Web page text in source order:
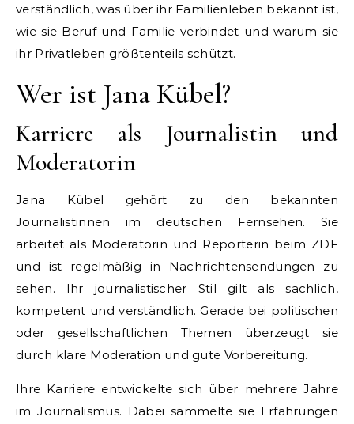
verständlich, was über ihr Familienleben bekannt ist,
wie sie Beruf und Familie verbindet und warum sie
ihr Privatleben größtenteils schützt.
Wer ist Jana Kübel?
Karriere als Journalistin und
Moderatorin
Jana Kübel gehört zu den bekannten
Journalistinnen im deutschen Fernsehen. Sie
arbeitet als Moderatorin und Reporterin beim ZDF
und ist regelmäßig in Nachrichtensendungen zu
sehen. Ihr journalistischer Stil gilt als sachlich,
kompetent und verständlich. Gerade bei politischen
oder gesellschaftlichen Themen überzeugt sie
durch klare Moderation und gute Vorbereitung.
Ihre Karriere entwickelte sich über mehrere Jahre
im Journalismus. Dabei sammelte sie Erfahrungen